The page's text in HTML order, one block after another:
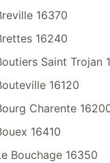
16370
16240
Saint Trojan
16120
Charente
16410
Bouchage 16350